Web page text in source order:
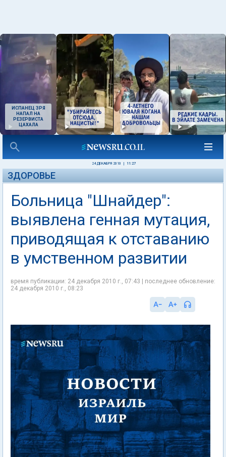
ИСПАНЕЦ ЗРЯ
НАПАЛ НА
РЕЗЕРВИСТА
ЦАХАЛА
24 ДЕКАБРЯ 2010 11:27
ЗДОРОВЬЕ
Больница "Шнайдер":
выявлена генная мутация,
приводящая к отставанию
в умственном развитии
время публикации: 24 декабря 2010 г., 07:43 | последнее обновление:
24 декабря 2010 г., 08:23